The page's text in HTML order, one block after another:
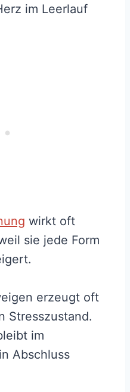
im Leerlauf
wirkt oft
sie jede Form
erzeugt oft
Stresszustand.
im
Abschluss